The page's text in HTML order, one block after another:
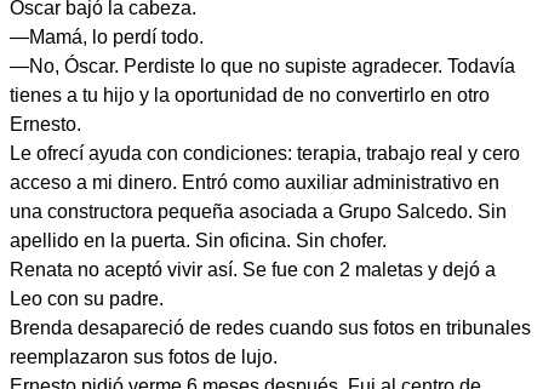
Óscar bajó la cabeza.
—Mamá, lo perdí todo.
—No, Óscar. Perdiste lo que no supiste agradecer. Todavía
tienes a tu hijo y la oportunidad de no convertirlo en otro
Ernesto.
Le ofrecí ayuda con condiciones: terapia, trabajo real y cero
acceso a mi dinero. Entró como auxiliar administrativo en
una constructora pequeña asociada a Grupo Salcedo. Sin
apellido en la puerta. Sin oficina. Sin chofer.
Renata no aceptó vivir así. Se fue con 2 maletas y dejó a
Leo con su padre.
Brenda desapareció de redes cuando sus fotos en tribunales
reemplazaron sus fotos de lujo.